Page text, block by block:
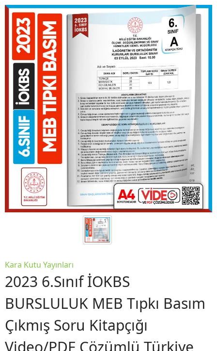
Kara Kutu Yayınları
2023 6.Sınıf İOKBS
BURSLULUK MEB Tıpkı Basım
Çıkmış Soru Kitapçığı
Video/PDF Çözümlü Türkiye